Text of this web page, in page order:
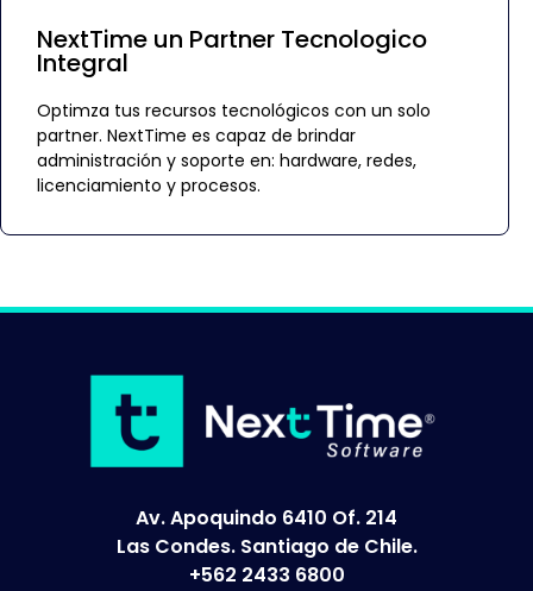
NextTime un Partner Tecnologico
Integral
Optimza tus recursos tecnológicos con un solo
partner. NextTime es capaz de brindar
administración y soporte en: hardware, redes,
licenciamiento y procesos.
Av. Apoquindo 6410 Of. 214
Las Condes. Santiago de Chile.
+562 2433 6800